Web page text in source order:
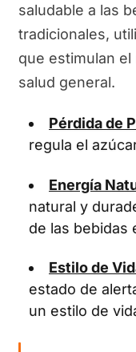
saludable a las
tradicionales,
que estimulan
salud general.
Pérdida de
regula el
Energía
natural y
de las bebidas
Estilo de
estado de
un estilo de